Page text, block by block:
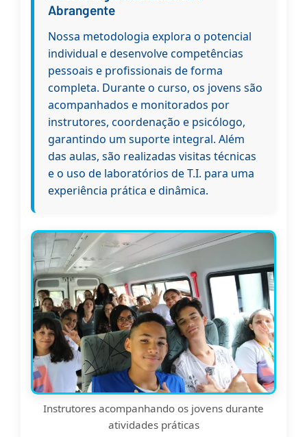
Abrangente
Nossa metodologia explora o potencial
individual e desenvolve competências
pessoais e profissionais de forma
completa. Durante o curso, os jovens são
acompanhados e monitorados por
instrutores, coordenação e psicólogo,
garantindo um suporte integral. Além
das aulas, são realizadas visitas técnicas
e o uso de laboratórios de T.I. para uma
experiência prática e dinâmica.
Instrutores acompanhando os jovens durante
atividades práticas